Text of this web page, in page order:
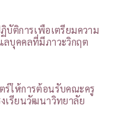
บัติการเพื่อเตรียมความ
ลบุคคลที่มีภาวะวิกฤต
ร์ให้การต้อนรับคณะครู
เรียนวัฒนาวิทยาลัย